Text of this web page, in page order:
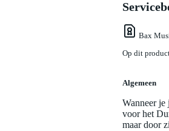
Bax
Op dit
Algemeen
Wanneer
voor het
maar door